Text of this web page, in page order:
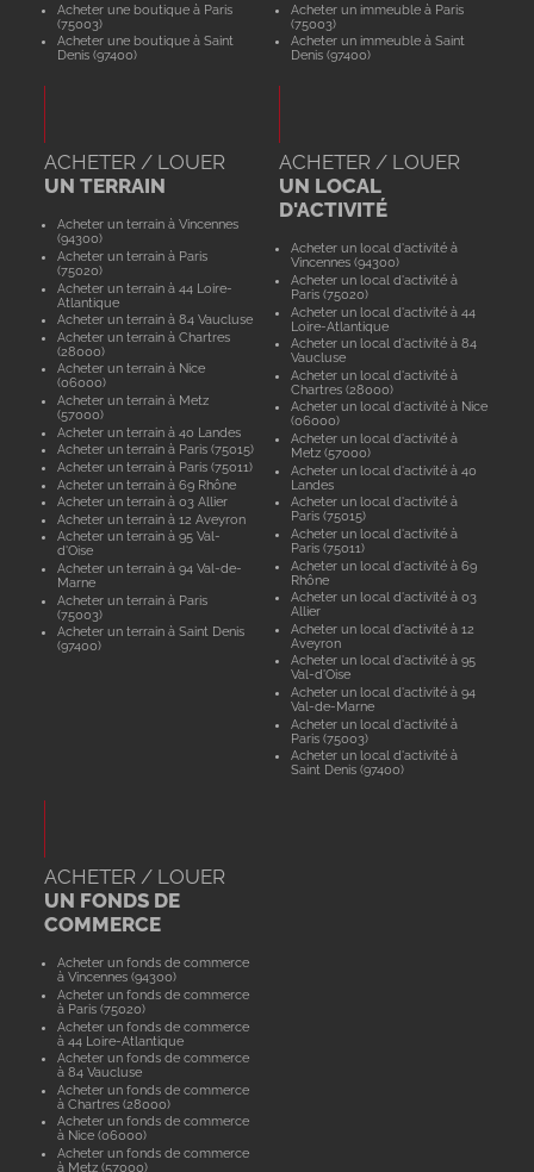
Acheter une boutique à Paris
(75003)
Acheter une boutique à Saint
Denis (97400)
Acheter un immeuble à Paris
(75003)
Acheter un immeuble à Saint
Denis (97400)
ACHETER / LOUER
UN TERRAIN
Acheter un terrain à Vincennes
(94300)
Acheter un terrain à Paris
(75020)
Acheter un terrain à 44 Loire-
Atlantique
Acheter un terrain à 84 Vaucluse
Acheter un terrain à Chartres
(28000)
Acheter un terrain à Nice
(06000)
Acheter un terrain à Metz
(57000)
Acheter un terrain à 40 Landes
Acheter un terrain à Paris (75015)
Acheter un terrain à Paris (75011)
Acheter un terrain à 69 Rhône
Acheter un terrain à 03 Allier
Acheter un terrain à 12 Aveyron
Acheter un terrain à 95 Val-
d'Oise
Acheter un terrain à 94 Val-de-
Marne
Acheter un terrain à Paris
(75003)
Acheter un terrain à Saint Denis
(97400)
ACHETER / LOUER
UN LOCAL
D'ACTIVITÉ
Acheter un local d'activité à
Vincennes (94300)
Acheter un local d'activité à
Paris (75020)
Acheter un local d'activité à 44
Loire-Atlantique
Acheter un local d'activité à 84
Vaucluse
Acheter un local d'activité à
Chartres (28000)
Acheter un local d'activité à Nice
(06000)
Acheter un local d'activité à
Metz (57000)
Acheter un local d'activité à 40
Landes
Acheter un local d'activité à
Paris (75015)
Acheter un local d'activité à
Paris (75011)
Acheter un local d'activité à 69
Rhône
Acheter un local d'activité à 03
Allier
Acheter un local d'activité à 12
Aveyron
Acheter un local d'activité à 95
Val-d'Oise
Acheter un local d'activité à 94
Val-de-Marne
Acheter un local d'activité à
Paris (75003)
Acheter un local d'activité à
Saint Denis (97400)
ACHETER / LOUER
UN FONDS DE
COMMERCE
Acheter un fonds de commerce
à Vincennes (94300)
Acheter un fonds de commerce
à Paris (75020)
Acheter un fonds de commerce
à 44 Loire-Atlantique
Acheter un fonds de commerce
à 84 Vaucluse
Acheter un fonds de commerce
à Chartres (28000)
Acheter un fonds de commerce
à Nice (06000)
Acheter un fonds de commerce
à Metz (57000)